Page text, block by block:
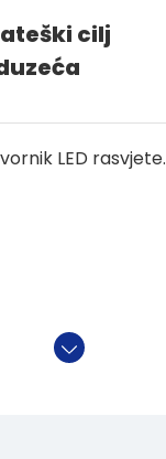
cilj
LED rasvjete.